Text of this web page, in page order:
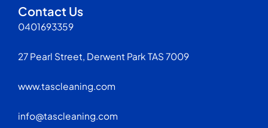
Contact Us
0401693359
27 Pearl Street, Derwent Park TAS 7009
www.tascleaning.com
info@tascleaning.com